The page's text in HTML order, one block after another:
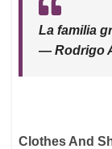
La familia
— Rodrigo